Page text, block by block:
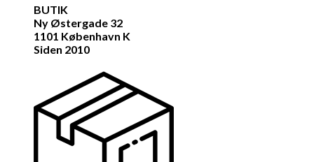
BUTIK
Ny Østergade 32
1101 København K
Siden 2010